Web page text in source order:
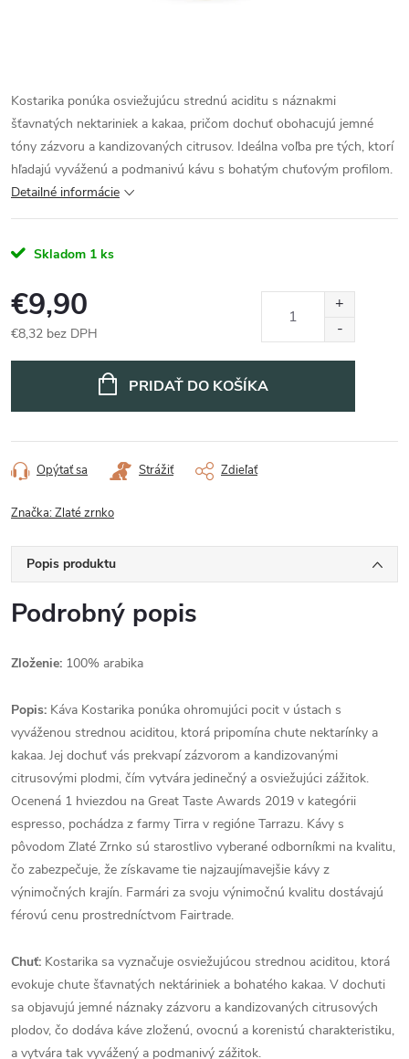
Kostarika ponúka osviežujúcu strednú aciditu s náznakmi
šťavnatých nektariniek a kakaa, pričom dochuť obohacujú jemné
tóny zázvoru a kandizovaných citrusov. Ideálna voľba pre tých, ktorí
hľadajú vyváženú a podmanivú kávu s bohatým chuťovým profilom.
Detailné informácie
Skladom 1 ks
€9,90
€8,32 bez DPH
PRIDAŤ DO KOŠÍKA
Opýtať sa Strážiť Zdieľať
Značka:Zlaté zrnko
Popis produktu
Podrobný popis
Zloženie: 100% arabika
Popis: Káva Kostarika ponúka ohromujúci pocit v ústach s
vyváženou strednou aciditou, ktorá pripomína chute nektarínky a
kakaa. Jej dochuť vás prekvapí zázvorom a kandizovanými
citrusovými plodmi, čím vytvára jedinečný a osviežujúci zážitok.
Ocenená 1 hviezdou na Great Taste Awards 2019 v kategórii
espresso, pochádza z farmy Tirra v regióne Tarrazu. Kávy s
pôvodom Zlaté Zrnko sú starostlivo vyberané odborníkmi na kvalitu,
čo zabezpečuje, že získavame tie najzaujímavejšie kávy z
výnimočných krajín. Farmári za svoju výnimočnú kvalitu dostávajú
férovú cenu prostredníctvom Fairtrade.
Chuť: Kostarika sa vyznačuje osviežujúcou strednou aciditou, ktorá
evokuje chute šťavnatých nektáriniek a bohatého kakaa. V dochuti
sa objavujú jemné náznaky zázvoru a kandizovaných citrusových
plodov, čo dodáva káve zloženú, ovocnú a korenistú charakteristiku,
a vytvára tak vyvážený a podmanivý zážitok.